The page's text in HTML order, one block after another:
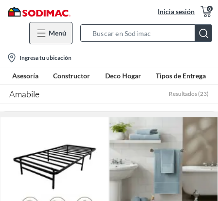
Inicia sesión 0
Menú
Bar
location-
icon
Ingresa tu ubicación
Asesoría Constructor Deco Hogar Tipos de Entrega
Amabile Resultados (23)